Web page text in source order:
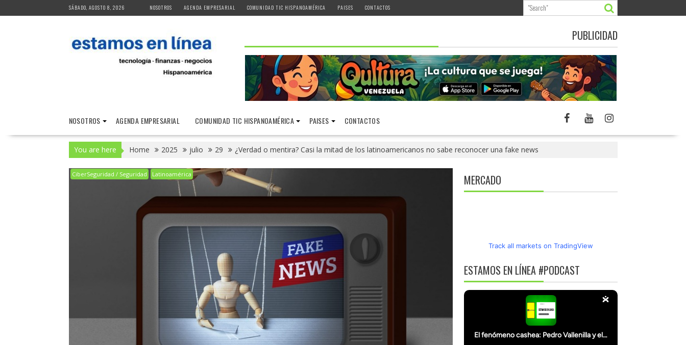
to
SÁBADO, AGOSTO 8, 2026 NOSOTROS AGENDA EMPRESARIAL COMUNIDAD TIC HISPANOAMÉRICA PAISES CONTACTOS
PUBLICIDAD
NOSOTROS AGENDA EMPRESARIAL COMUNIDAD TIC HISPANOAMÉRICA PAISES CONTACTOS
You are here Home 2025 julio 29 ¿Verdad o mentira? Casi la mitad de los latinoamericanos no sabe reconocer una fake news
CiberSeguridad / Seguridad Latinoamérica MERCADO
Track all markets on TradingView
ESTAMOS EN LÍNEA #PODCAST